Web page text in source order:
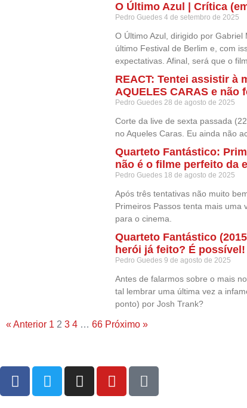
O Último Azul | Crítica
Pedro Guedes 4 de setembro de 2025
O Último Azul, dirigido por
último Festival de Berlim e, com
expectativas. Afinal, será que o
REACT: Tentei assistir à
AQUELES CARAS e não
Pedro Guedes 28 de agosto de 2025
Corte da live de sexta passada
no ‪Aqueles Caras. Eu ainda não
Quarteto Fantástico:
não é o filme perfeito da
Pedro Guedes 18 de agosto de 2025
Após três tentativas não muito
Primeiros Passos tenta mais
para o cinema.
Quarteto Fantástico
herói já feito? É possível!
Pedro Guedes 9 de agosto de 2025
Antes de falarmos sobre o mais
tal lembrar uma última vez a
ponto) por Josh Trank?
« Anterior 1 2 3 4 … 66 Próximo »